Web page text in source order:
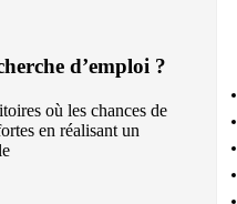
d’emploi ?
où les chances de
en réalisant un